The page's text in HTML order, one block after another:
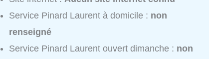
Service Pinard Laurent à domicile : non
renseigné
Service Pinard Laurent ouvert dimanche : non